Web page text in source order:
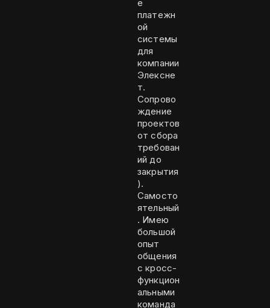
е
платежн
ой
системы
для
компании
Элексне
т.
Сопрово
ждение
проектов
от сбора
требован
ий до
закрытия
).
Самосто
ятельный
. Имею
большой
опыт
общения
с кросс-
функцион
альными
команда